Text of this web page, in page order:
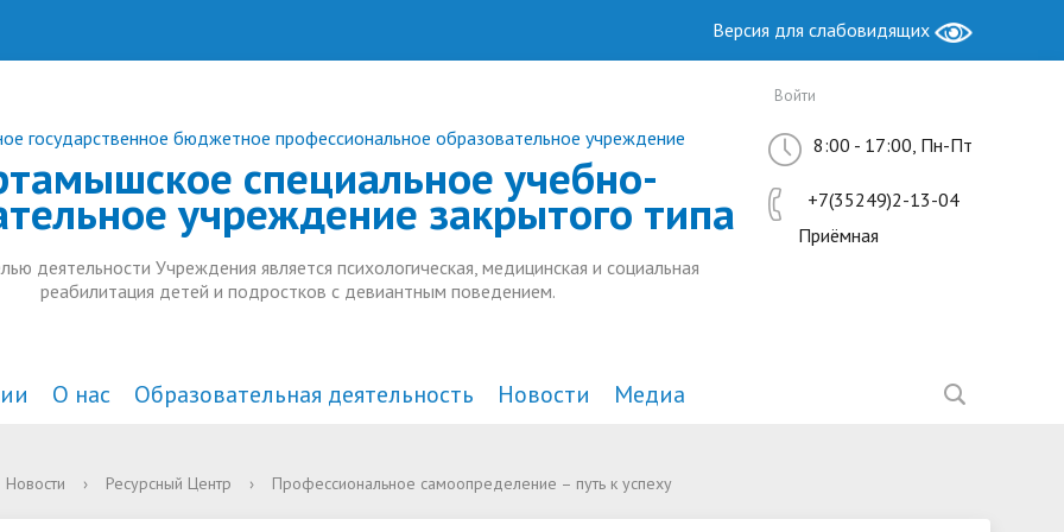
Версия для слабовидящих
государственное бюджетное профессиональное образовательное учреждение
специальное учебно-
учреждение закрытого типа
деятельности Учреждения является психологическая, медицинская и социальная
реабилитация детей и подростков с девиантным поведением.
Войти
8:00 - 17:00, Пн-Пт
+7(35249)2-13-04
Приёмная
и органы управления
организацией
Документы
Образование
О нас
коррупции В СМИ Антимонопольный комплаенс
Образовательная деятельность
Анонсы
Методическая работа
Новости Медиа
Новости › Ресурсный Центр › Профессиональное самоопределение – путь к успеху